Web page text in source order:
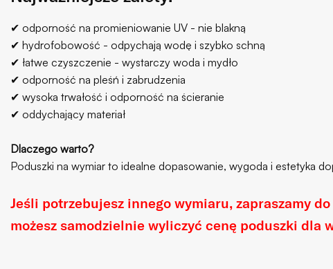
✔ odporność na promieniowanie UV - nie blakną
✔ hydrofobowość - odpychają wodę i szybko schną
✔ łatwe czyszczenie - wystarczy woda i mydło
✔ odporność na pleśń i zabrudzenia
✔ wysoka trwałość i odporność na ścieranie
✔ oddychający materiał
Dlaczego warto?
Poduszki na wymiar to idealne dopasowanie, wygoda i estetyka
Jeśli potrzebujesz innego wymiaru, zapraszamy do
możesz samodzielnie wyliczyć cenę poduszki dla